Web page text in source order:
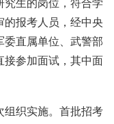
究生的岗位，符合学
的报考人员，经中央
委直属单位、武警部
接参加面试，其中面
组织实施。首批招考